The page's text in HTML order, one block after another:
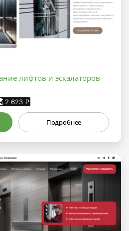
лифтов и эскалаторов
2 623 ₽
Подробнее